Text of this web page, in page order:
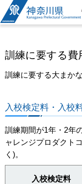
神奈川県
訓練に要する費
訓練に要する大まか
入校検定料・入校
訓練期間が1年・2年
ャレンジプロダクト
く)。
入校検定料